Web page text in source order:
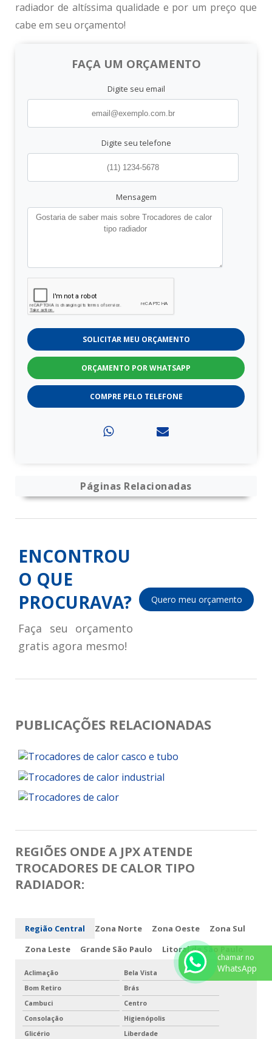
radiador de altíssima qualidade e por um preço que
cabe em seu orçamento!
FAÇA UM ORÇAMENTO
Digite seu email
Digite seu telefone
Mensagem
SOLICITAR MEU ORÇAMENTO
ORÇAMENTO POR WHATSAPP
COMPRE PELO TELEFONE
Páginas Relacionadas
ENCONTROU
O QUE
PROCURAVA?
Faça seu orçamento
gratis agora mesmo!
Quero meu orçamento
PUBLICAÇÕES RELACIONADAS
REGIÕES ONDE A JPX ATENDE
TROCADORES DE CALOR TIPO
RADIADOR:
Região Central Zona Norte Zona Oeste
Zona Sul
Zona Leste
Grande São Paulo Litoral de São Paulo
Aclimação
Bela Vista
Bom Retiro
Brás
Cambuci
Centro
Consolação
Higienópolis
Glicério
Liberdade
chamar no
WhatsApp